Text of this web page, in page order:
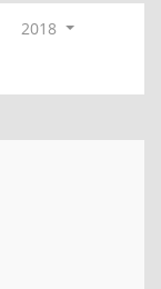
2018